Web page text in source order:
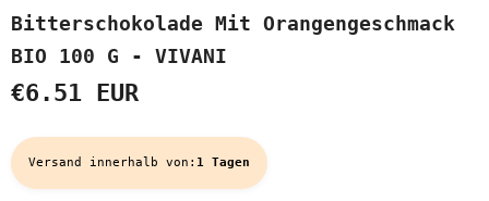
Bitterschokolade Mit Orangengeschmack
BIO 100 G - VIVANI
€6.51 EUR
Versand innerhalb von: 1 Tagen